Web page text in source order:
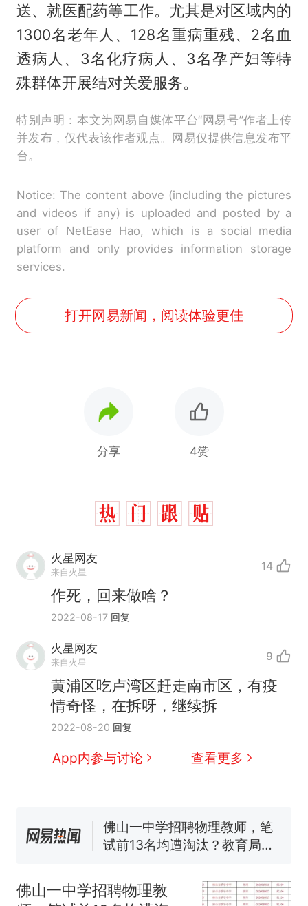
送、就医配药等工作。尤其是对区域内的
1300名老年人、128名重病重残、2名血
透病人、3名化疗病人、3名孕产妇等特
殊群体开展结对关爱服务。
特别声明：本文为网易自媒体平台“网易号”作者上传
并发布，仅代表该作者观点。网易仅提供信息发布平
台。
Notice: The content above (including the pictures
and videos if any) is uploaded and posted by a
user of NetEase Hao, which is a social media
platform and only provides information storage
services.
打开网易新闻，阅读体验更佳
分享 4赞
火星网友
来自火星 14
作死，回来做啥？
2022-08-17 回复
火星网友
来自火星 9
黄浦区吃卢湾区赶走南市区，有疫
情奇怪，在拆呀，继续拆
2022-08-20 回复
App内参与讨论 查看更多
热
那个在床头放菜刀的女孩，
因老师一句“跟我回家”改写了
人生
新 费大厨“全国小炒肉大王”称
号，仅凭视频评出？中国烹饪
协会回应
美国渔民钓获鲨鱼徒手将其拽
佛山一中学招聘物理教师，笔
试前13名均遭淘汰？教育局：
核查
力已达15级 最新研判
热 那个在床头放菜刀的女孩，
佛山一中学招聘物理教